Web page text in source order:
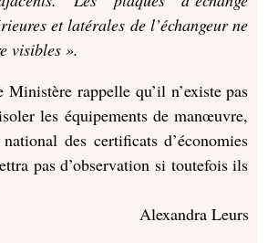
et latérales de l’échangeur ne
visibles ».
Ministère rappelle qu’il n’existe pas
les équipements de manœuvre,
des certificats d’économies
pas d’observation si toutefois ils
Alexandra Leurs